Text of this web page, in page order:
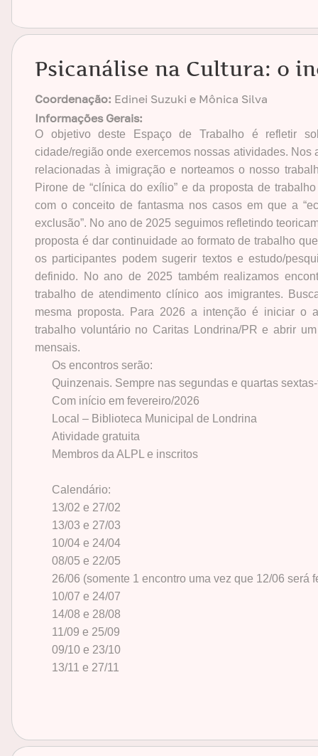
Psicanálise na Cultura: o
Coordenação: Edinei Suzuki e Mônica Silva
Informações Gerais:
O objetivo deste Espaço de Trabalho é refletir
cidade/região onde exercemos nossas atividades.
relacionadas à imigração e norteamos o nosso
Pirone de “clínica do exílio” e da proposta de
com o conceito de fantasma nos casos em que a
exclusão”. No ano de 2025 seguimos refletindo
proposta é dar continuidade ao formato de trabalho
os participantes podem sugerir textos e estudo/
definido.
No ano de 2025 também realizamos
trabalho de atendimento clínico aos imigrantes.
mesma proposta. Para 2026 a intenção é iniciar o
trabalho voluntário no Caritas Londrina/PR e abrir
mensais.
Os encontros serão:
Quinzenais. Sempre nas segundas e quartas
Com início em fevereiro/2026
Local – Biblioteca Municipal de Londrina
Atividade gratuita
Membros da ALPL e inscritos
Calendário:
13/02 e 27/02
13/03 e 27/03
10/04 e 24/04
08/05 e 22/05
26/06 (somente 1 encontro uma vez que 12/06 será
10/07 e 24/07
14/08 e 28/08
11/09 e 25/09
09/10 e 23/10
13/11 e 27/11